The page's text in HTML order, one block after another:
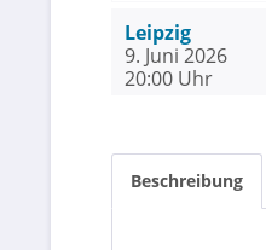
Leipzig
9. Juni 2026
20:00 Uhr
Beschreibung